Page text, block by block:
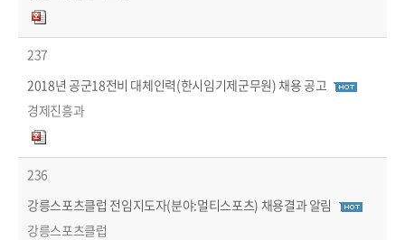
237
2018년 공군18전비 대체인력(한시임기제군무원) 채용 공고
경제진흥과
236
강릉스포츠클럽 전임지도자(분야:멀티스포츠) 채용결과 알림
강릉스포츠클럽